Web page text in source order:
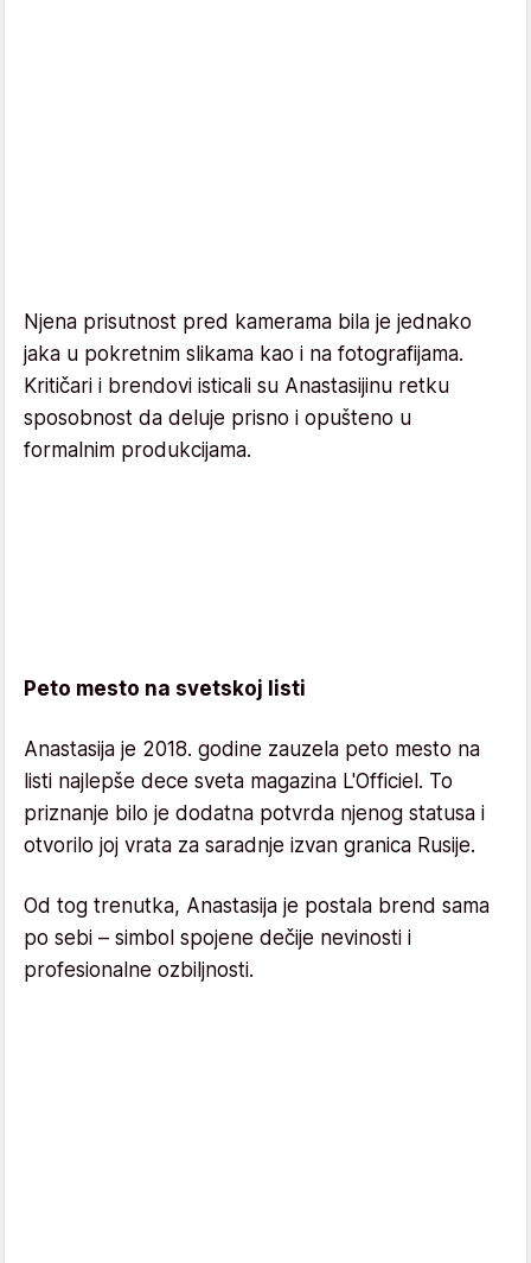
Njena prisutnost pred kamerama bila je jednako
jaka u pokretnim slikama kao i na fotografijama.
Kritičari i brendovi isticali su Anastasijinu retku
sposobnost da deluje prisno i opušteno u
formalnim produkcijama.
Peto mesto na svetskoj listi
Anastasija je 2018. godine zauzela peto mesto na
listi najlepše dece sveta magazina L'Officiel. To
priznanje bilo je dodatna potvrda njenog statusa i
otvorilo joj vrata za saradnje izvan granica Rusije.
Od tog trenutka, Anastasija je postala brend sama
po sebi – simbol spojene dečije nevinosti i
profesionalne ozbiljnosti.